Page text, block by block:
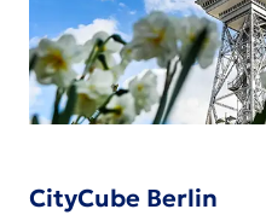
CityCube Berlin